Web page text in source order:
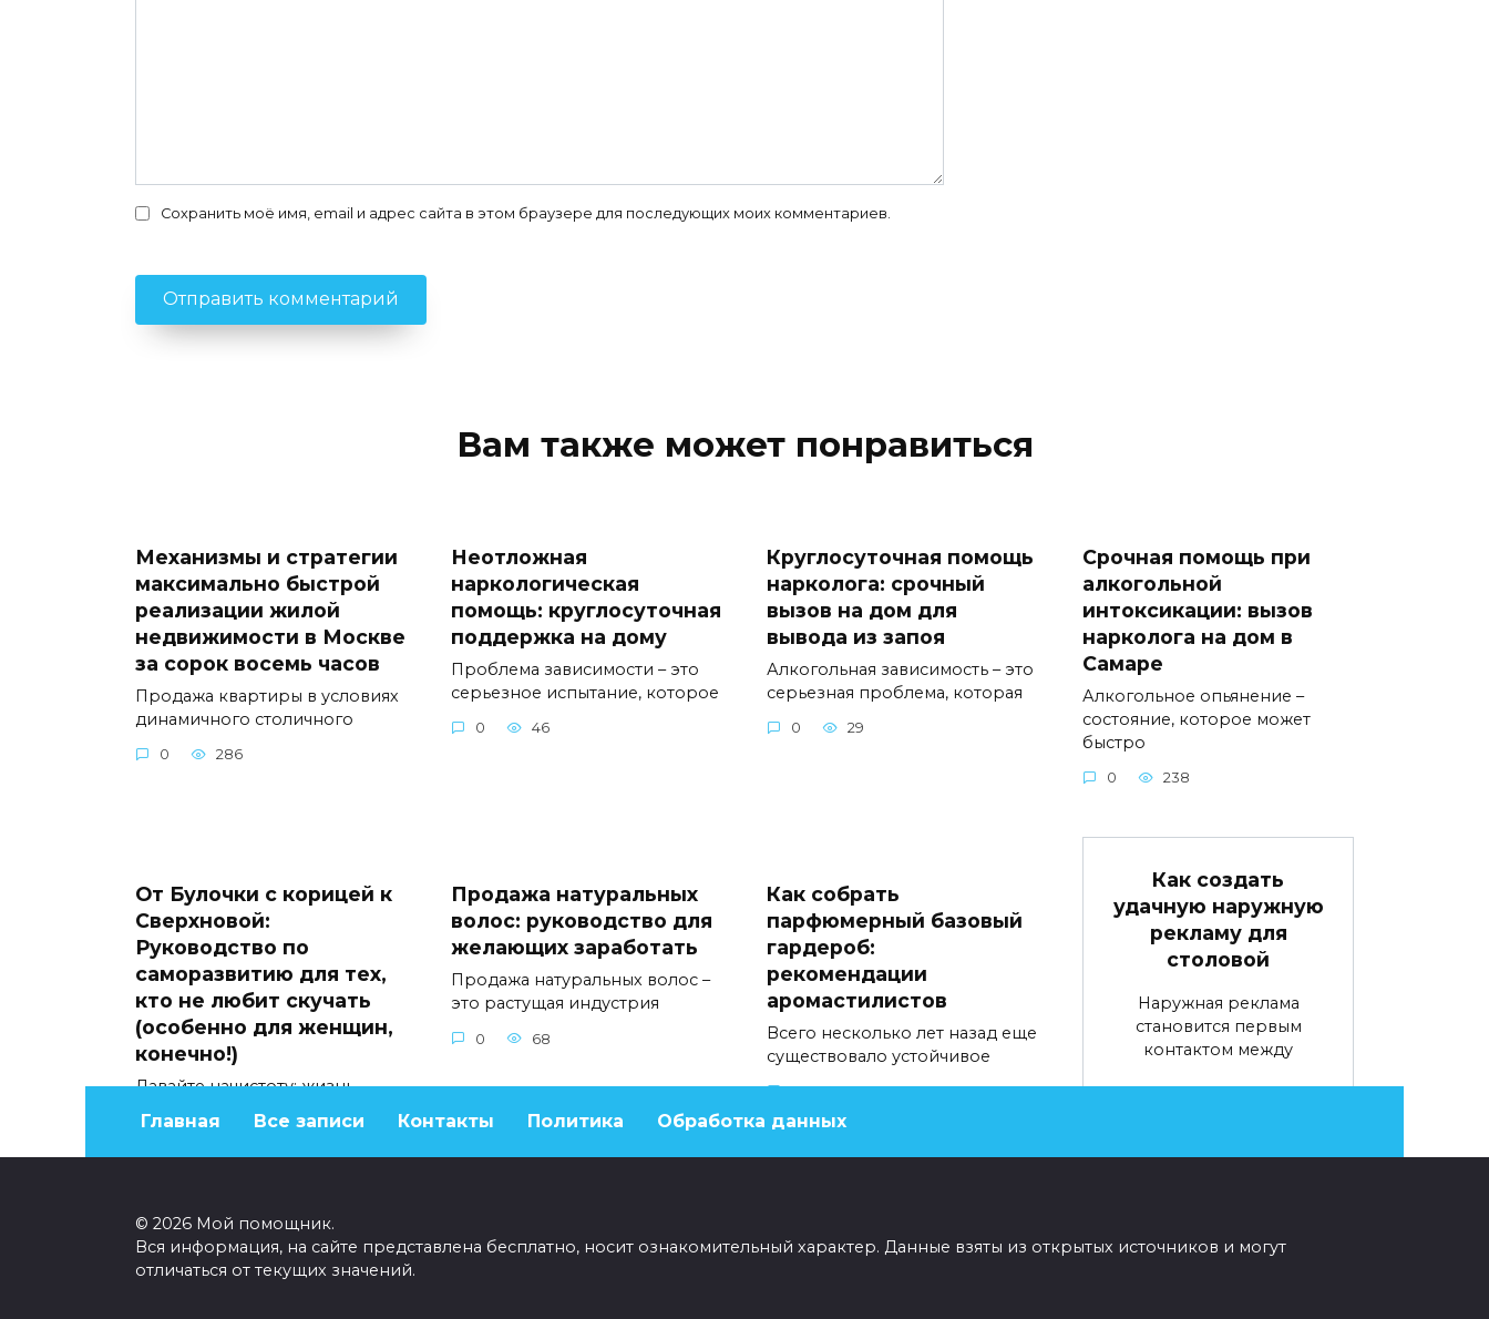
Сохранить моё имя, email и адрес сайта в этом браузере для последующих моих комментариев.
Вам также может понравиться
Механизмы и стратегии
максимально быстрой
реализации жилой
недвижимости в Москве
за сорок восемь часов
Продажа квартиры в условиях
динамичного столичного
0 286
Неотложная
наркологическая
помощь: круглосуточная
поддержка на дому
Проблема зависимости – это
серьезное испытание, которое
0 46
Круглосуточная помощь
нарколога: срочный
вызов на дом для
вывода из запоя
Алкогольная зависимость – это
серьезная проблема, которая
0 29
Срочная помощь при
алкогольной
интоксикации: вызов
нарколога на дом в
Самаре
Алкогольное опьянение –
состояние, которое может
быстро
0 238
От Булочки с корицей к
Сверхновой:
Руководство по
саморазвитию для тех,
кто не любит скучать
(особенно для женщин,
конечно!)
Давайте начистоту: жизнь
слишком коротка, чтобы быть
Продажа натуральных
волос: руководство для
желающих заработать
Продажа натуральных волос –
это растущая индустрия
0 68
Как собрать
парфюмерный базовый
гардероб:
рекомендации
аромастилистов
Всего несколько лет назад еще
существовало устойчивое
0 47
Как создать
удачную наружную
рекламу для
столовой
Наружная реклама
становится первым
контактом между
Главная Все записи Контакты Политика Обработка данных
© 2026 Мой помощник.
Вся информация, на сайте представлена бесплатно, носит ознакомительный характер. Данные взяты из открытых источников и могут
отличаться от текущих значений.